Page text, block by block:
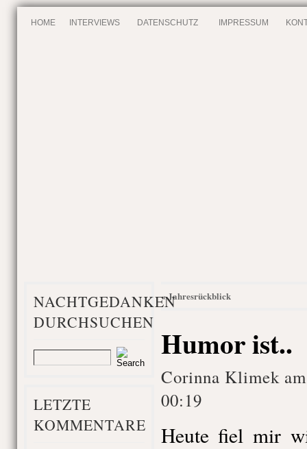
HOME INTERVIEWS DATENSCHUTZ IMPRESSUM
NACHTGEDANKEN
DURCHSUCHEN
LETZTE
KOMMENTARE
«Jahresrückblick
Humor ist..
Corinna Klimek
00:19
Heute fiel mir